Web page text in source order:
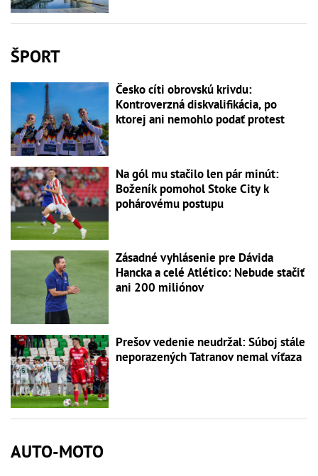
ŠPORT
Česko cíti obrovskú krivdu:
Kontroverzná diskvalifikácia, po
ktorej ani nemohlo podať protest
Na gól mu stačilo len pár minút:
Boženík pomohol Stoke City k
pohárovému postupu
Zásadné vyhlásenie pre Dávida
Hancka a celé Atlético: Nebude stačiť
ani 200 miliónov
Prešov vedenie neudržal: Súboj stále
neporazených Tatranov nemal víťaza
AUTO-MOTO